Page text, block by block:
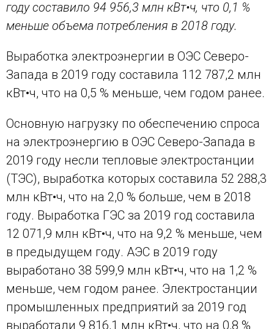
году составило 94 956,3 млн кВт•ч, что 0,1 %
меньше объема потребления в 2018 году.
Выработка электроэнергии в ОЭС Северо-
Запада в 2019 году составила 112 787,2 млн
кВт•ч, что на 0,5 % меньше, чем годом ранее.
Основную нагрузку по обеспечению спроса
на электроэнергию в ОЭС Северо-Запада в
2019 году несли тепловые электростанции
(ТЭС), выработка которых составила 52 288,3
млн кВт•ч, что на 2,0 % больше, чем в 2018
году. Выработка ГЭС за 2019 год составила
12 071,9 млн кВт•ч, что на 9,2 % меньше, чем
в предыдущем году. АЭС в 2019 году
выработано 38 599,9 млн кВт•ч, что на 1,2 %
меньше, чем годом ранее. Электростанции
промышленных предприятий за 2019 год
выработали 9 816,1 млн кВт•ч, что на 0,8 %